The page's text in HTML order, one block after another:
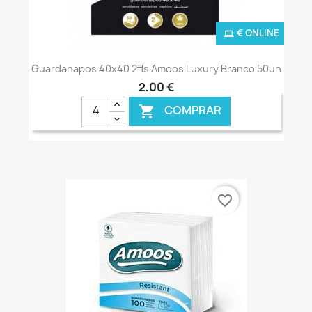
Guardanapos 40x40 2fls Amoos Luxury Branco 50un
2,00 €
 COMPRAR
€ ONLINE
favorite_border